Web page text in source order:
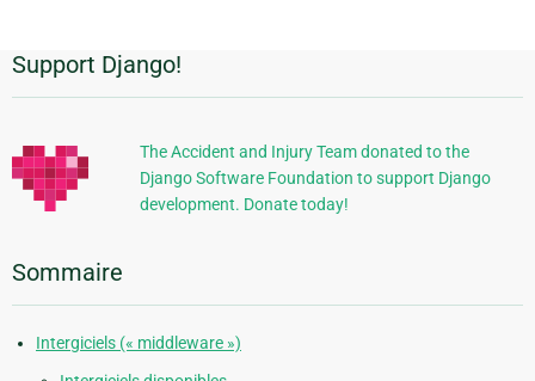
Informations
supplémentaires
Support Django!
The Accident and Injury Team donated to the
Django Software Foundation to support Django
development. Donate today!
Sommaire
Intergiciels (« middleware »)